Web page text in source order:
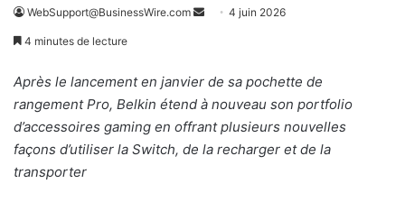
WebSupport@BusinessWire.com
o
y
e
r
4 juin 2026
4 minutes de lecture
Après le lancement en janvier de sa pochette de
rangement Pro, Belkin étend à nouveau son portfolio
d’accessoires gaming en offrant plusieurs nouvelles
façons d’utiliser la Switch, de la recharger et de la
transporter